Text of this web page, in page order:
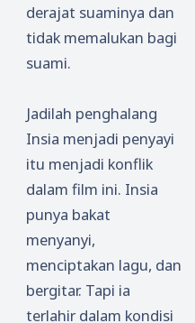
derajat suaminya dan
tidak memalukan bagi
suami.
Jadilah penghalang
Insia menjadi penyayi
itu menjadi konflik
dalam film ini. Insia
punya bakat
menyanyi,
menciptakan lagu, dan
bergitar. Tapi ia
terlahir dalam kondisi